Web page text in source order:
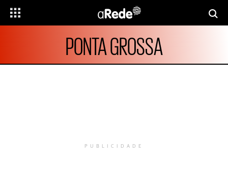
PONTA GROSSA
PUBLICIDADE